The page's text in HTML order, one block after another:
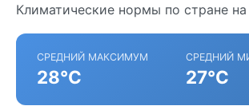
Климатические нормы по стране
СРЕДНИЙ МАКСИМУМ
28°C
СРЕДНИЙ
27°C